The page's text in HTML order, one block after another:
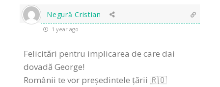
Negură Cristian
1 year ago
Felicitări pentru implicarea de care dai
dovadă George!
Românii te vor președintele țării 🇷🇴